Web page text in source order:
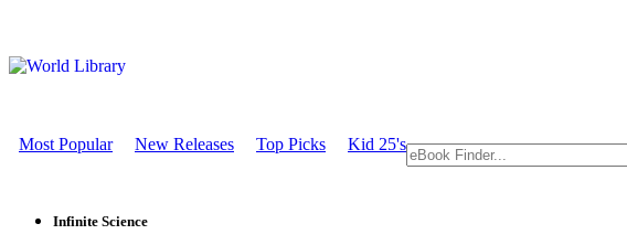
Most Popular New Releases Top Picks Kid 25's
Infinite Science